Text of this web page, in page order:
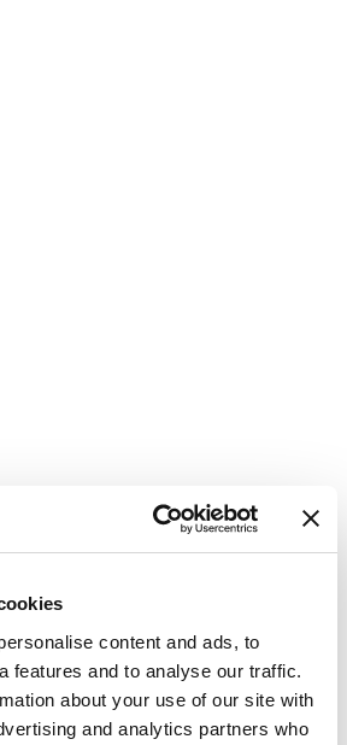
content and ads, to
features and to analyse our traffic.
about your use of our site with
and analytics partners who